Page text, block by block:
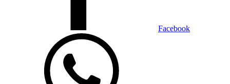
Facebook